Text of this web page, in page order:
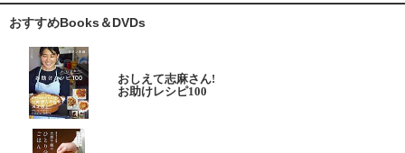
おすすめBooks＆DVDs
おしえて志麻さん!
お助けレシピ100